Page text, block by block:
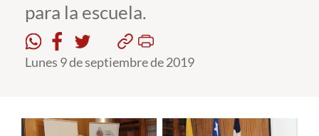
Estudiantes
Alumni
para la escuela.
Lunes 9 de septiembre de 2019